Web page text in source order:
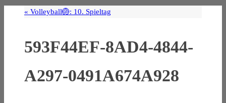
« Volleyball🏐: 10. Spieltag
593F44EF-8AD4-4844-
A297-0491A674A928